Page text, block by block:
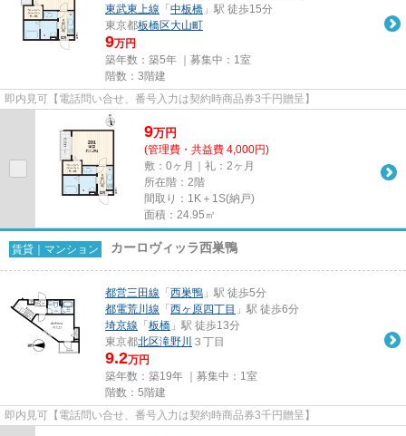
東武東上線 「 中板橋 」駅 徒歩15分
東京都板橋区大山町
9万円
築年数：築5年 ｜募集中： 1室
階数：3階建
即内見可【電話問い合せ、番号入力は契約時商品券3千円贈呈】
9万円
(管理費・共益費 4,000円)
敷：0ヶ月｜礼：2ヶ月
所在階：2階
間取り：1K＋1S(納戸)
面積：24.95㎡
賃貸｜マンション カーロヴィッラ西巣鴨
都営三田線 「 西巣鴨 」駅 徒歩5分
都電荒川線 「 西ヶ原四丁目 」駅 徒歩6分
埼京線 「 板橋 」駅 徒歩13分
東京都北区滝野川 ３丁目
9.2万円
築年数：築19年 ｜募集中： 1室
階数：5階建
即内見可【電話問い合せ、番号入力は契約時商品券3千円贈呈】